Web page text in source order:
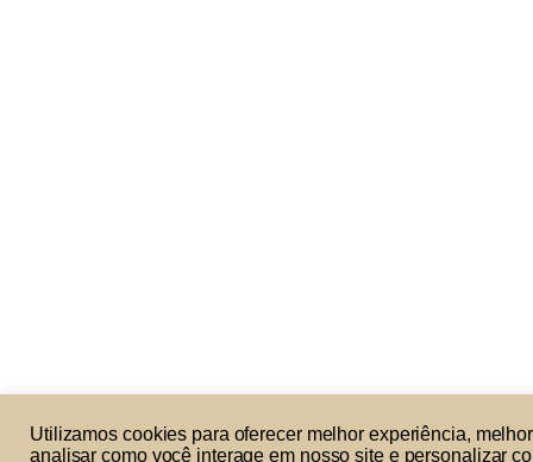
Utilizamos cookies para oferecer melhor experiência,
analisar como você interage em nosso site e personalizar